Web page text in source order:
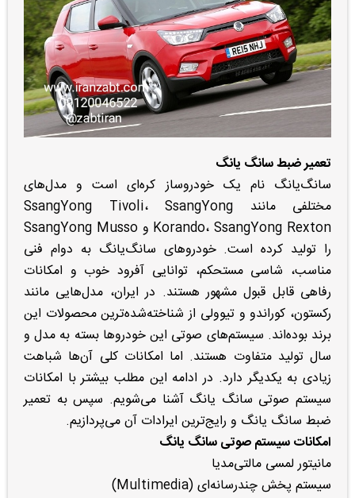
تعمیر ضبط سانگ یانگ
سانگ‌یانگ نام یک خودروساز کره‌ای است و مدل‌های
مختلفی مانند SsangYong Tivoli، SsangYong
Korando، SsangYong Rexton و SsangYong Musso
را تولید کرده است. خودروهای سانگ‌یانگ به دوام فنی
مناسب، شاسی مستحکم، توانایی آفرود خوب و امکانات
رفاهی قابل قبول مشهور هستند. در ایران، مدل‌هایی مانند
رکستون، کوراندو و تیوولی از شناخته‌شده‌ترین محصولات این
برند بوده‌اند. سیستم‌های صوتی این خودروها بسته به مدل و
سال تولید متفاوت هستند. اما امکانات کلی آن‌ها شباهت
زیادی به یکدیگر دارد. در ادامه این مطلب بیشتر با امکانات
سیستم صوتی سانگ یانگ آشنا می‌شویم. سپس به تعمیر
ضبط سانگ یانگ و رایج‌ترین ایرادات آن می‌پردازیم.
امکانات سیستم صوتی سانگ یانگ
مانیتور لمسی مالتی‌مدیا
سیستم پخش چندرسانه‌ای (Multimedia)